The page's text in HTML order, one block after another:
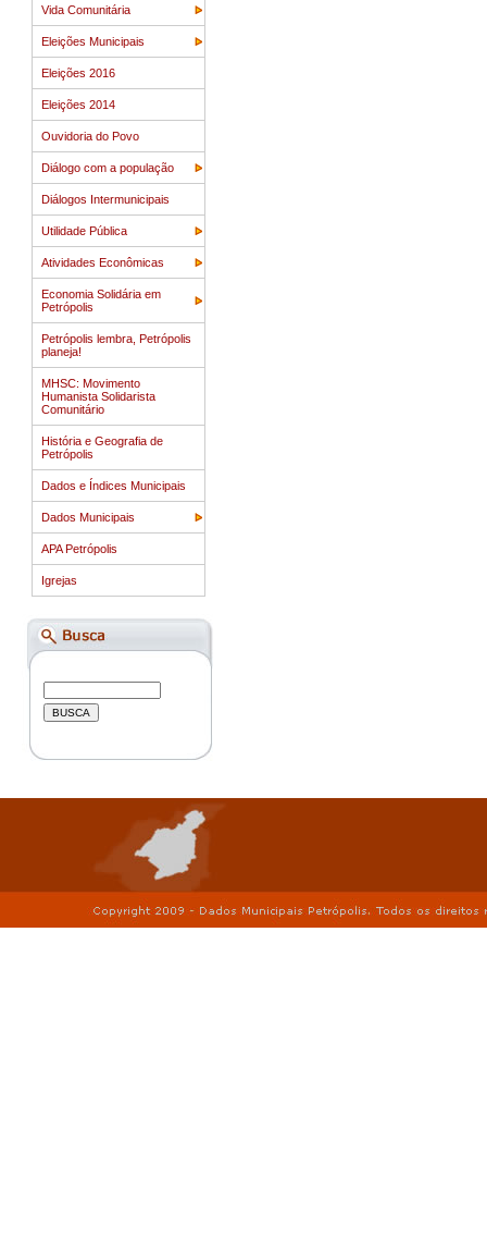
Vida Comunitária
Eleições Municipais
Eleições 2016
Eleições 2014
Ouvidoria do Povo
Diálogo com a população
Diálogos Intermunicipais
Utilidade Pública
Atividades Econômicas
Economia Solidária em
Petrópolis
Petrópolis lembra, Petrópolis
planeja!
MHSC: Movimento
Humanista Solidarista
Comunitário
História e Geografia de
Petrópolis
Dados e Índices Municipais
Dados Municipais
APA Petrópolis
Igrejas